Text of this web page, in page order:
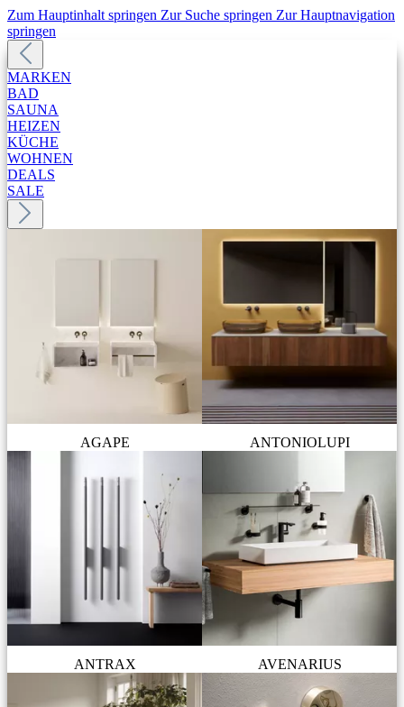
Zum Hauptinhalt springen Zur Suche springen Zur Hauptnavigation
springen
MARKEN
BAD
SAUNA
HEIZEN
KÜCHE
WOHNEN
DEALS
SALE
AGAPE ANTONIOLUPI
ANTRAX AVENARIUS